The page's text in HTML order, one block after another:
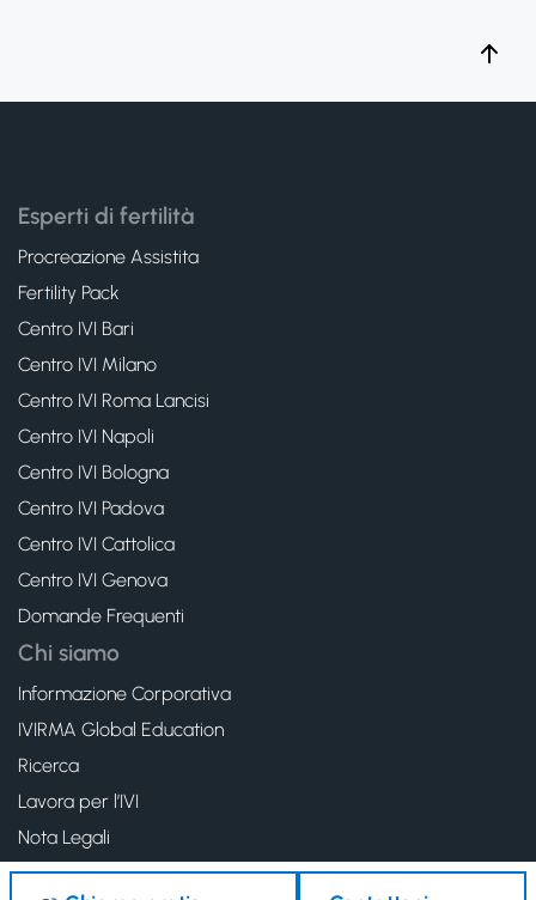
Esperti di fertilità
Procreazione Assistita
Fertility Pack
Centro IVI Bari
Centro IVI Milano
Centro IVI Roma Lancisi
Centro IVI Napoli
Centro IVI Bologna
Centro IVI Padova
Centro IVI Cattolica
Centro IVI Genova
Domande Frequenti
Chi siamo
Informazione Corporativa
IVIRMA Global Education
Ricerca
Lavora per l’IVI
Nota Legali
Politica de cookies